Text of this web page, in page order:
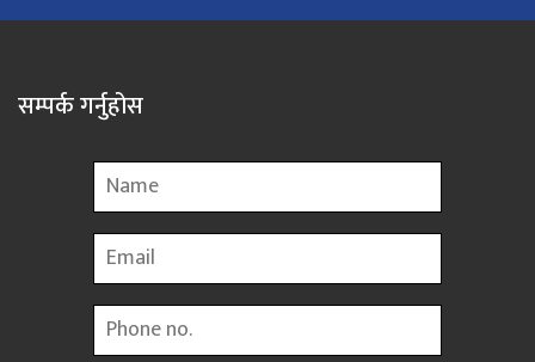
सम्पर्क गर्नुहोस
Name
Email
Phone